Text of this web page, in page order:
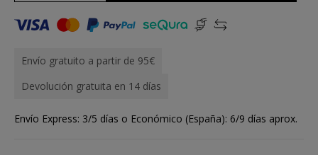
Envío gratuito a partir de 95€
Devolución gratuita en 14 días
Envío Express: 3/5 días o Económico (España): 6/9 días aprox.